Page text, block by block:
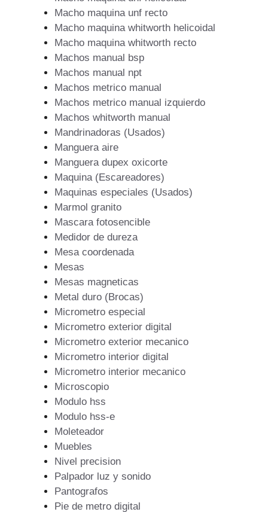
Macho maquina unf recto
Macho maquina whitworth helicoidal
Macho maquina whitworth recto
Machos manual bsp
Machos manual npt
Machos metrico manual
Machos metrico manual izquierdo
Machos whitworth manual
Mandrinadoras (Usados)
Manguera aire
Manguera dupex oxicorte
Maquina (Escareadores)
Maquinas especiales (Usados)
Marmol granito
Mascara fotosencible
Medidor de dureza
Mesa coordenada
Mesas
Mesas magneticas
Metal duro (Brocas)
Micrometro especial
Micrometro exterior digital
Micrometro exterior mecanico
Micrometro interior digital
Micrometro interior mecanico
Microscopio
Modulo hss
Modulo hss-e
Moleteador
Muebles
Nivel precision
Palpador luz y sonido
Pantografos
Pie de metro digital